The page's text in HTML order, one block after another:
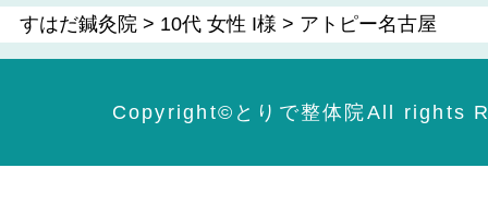
すはだ鍼灸院> 10代 女性 I様 > アトピー名古屋
Copyright©️とりで整体院All rights